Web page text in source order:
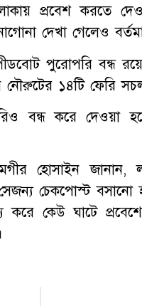
প্রবেশ করতে
দেখা গেলেও
পুরোপরি বন্ধ
নৌরুটের ১৪টি ফেরি
বন্ধ করে দেওয়া হবে
হোসাইন জানান,
চেকপোস্ট বসানো
কেউ ঘাটে